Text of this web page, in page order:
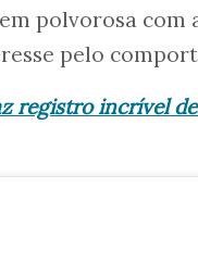
polvorosa com
pelo
registro incrível